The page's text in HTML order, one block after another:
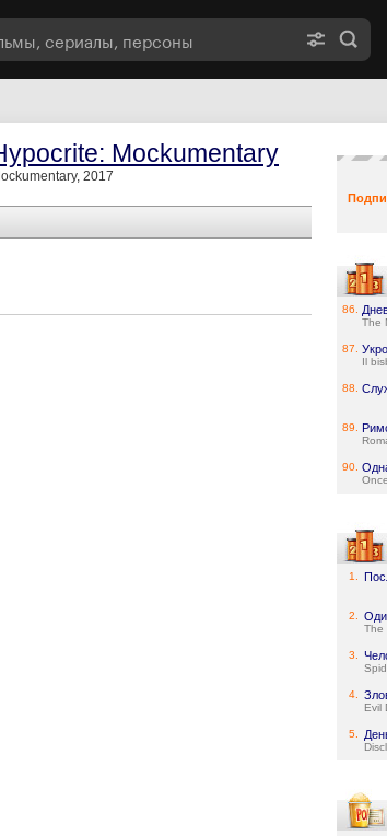
Mockumentary
2017
86.
The
87.
Il
88.
89.
90.
1.
2.
The
3.
4.
Evil
5.